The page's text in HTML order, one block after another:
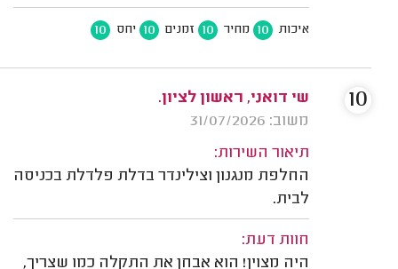
איכות 10 מחיר 10 זמנים 10 יחס 10
שי דואני, ראשון לציון.
משוב: 31/07/2026
תיאור השירות:
החלפת מנגנון וצילינדר בדלת פלדלת בכניסה
לבית.
חוות דעת:
היה מצוין! הוא אבחן את התקלה כמו שצריך,
10